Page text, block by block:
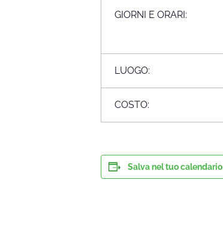
GIORNI E ORARI:
LUOGO:
COSTO:
Salva nel tuo calendario